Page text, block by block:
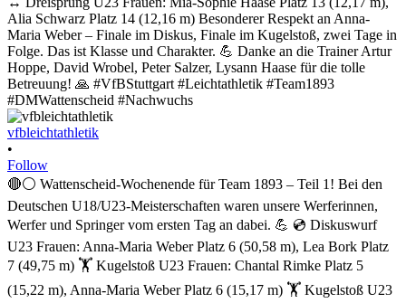
vfbleichtathletik
•
Follow
🔴⚪ Wattenscheid-Wochenende für Team 1893 – Teil 1! Bei den
Deutschen U18/U23-Meisterschaften waren unsere Werferinnen,
Werfer und Springer vom ersten Tag an dabei. 💪 💿 Diskuswurf
U23 Frauen: Anna-Maria Weber Platz 6 (50,58 m), Lea Bork Platz
7 (49,75 m) 🏋️ Kugelstoß U23 Frauen: Chantal Rimke Platz 5
(15,22 m), Anna-Maria Weber Platz 6 (15,17 m) 🏋️ Kugelstoß U23